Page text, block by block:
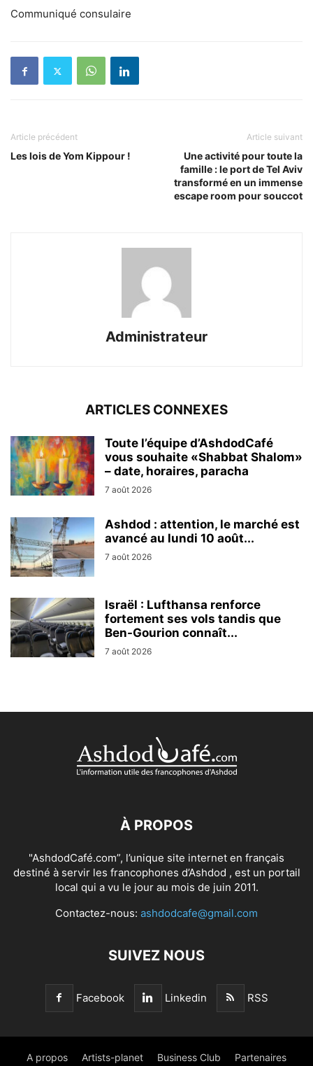
Communiqué consulaire
Article précédent
Les lois de Yom Kippour !
Article suivant
Une activité pour toute la
famille : le port de Tel Aviv
transformé en un immense
escape room pour souccot
Administrateur
ARTICLES CONNEXES
Toute l’équipe d’AshdodCafé
vous souhaite «Shabbat Shalom»
– date, horaires, paracha
7 août 2026
Ashdod : attention, le marché est
avancé au lundi 10 août...
7 août 2026
Israël : Lufthansa renforce
fortement ses vols tandis que
Ben-Gourion connaît...
7 août 2026
À PROPOS
"AshdodCafé.com”, l’unique site internet en français
destiné à servir les francophones d’Ashdod , est un portail
local qui a vu le jour au mois de juin 2011.
Contactez-nous: ashdodcafe@gmail.com
SUIVEZ NOUS
Facebook Linkedin RSS
A propos Artists-planet Business Club Partenaires